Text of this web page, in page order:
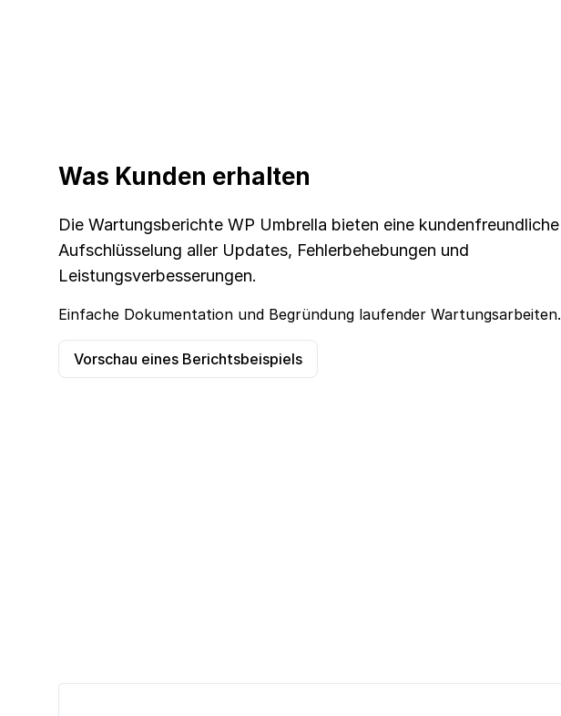
Was Kunden erhalten
Die Wartungsberichte WP Umbrella bieten eine kundenfreundliche
Aufschlüsselung aller Updates, Fehlerbehebungen und
Leistungsverbesserungen.
Einfache Dokumentation und Begründung laufender Wartungsarbeiten.
Vorschau eines Berichtsbeispiels